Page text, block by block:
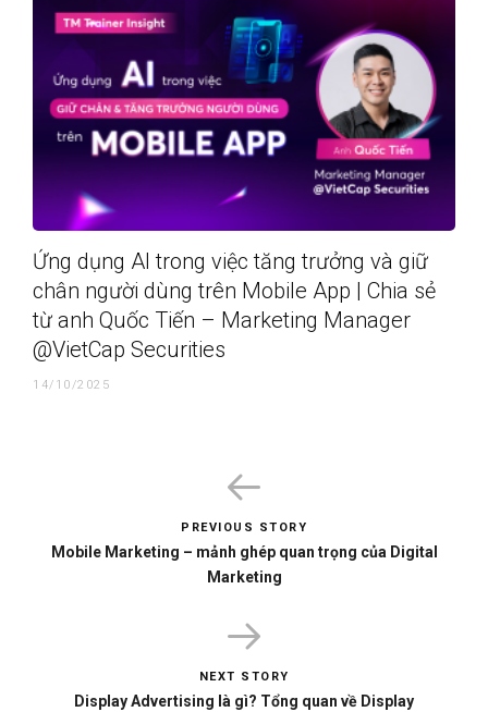
Ứng dụng AI trong việc tăng trưởng và giữ
chân người dùng trên Mobile App | Chia sẻ
từ anh Quốc Tiến – Marketing Manager
@VietCap Securities
14/10/2025
PREVIOUS STORY
Mobile Marketing – mảnh ghép quan trọng của Digital
Marketing
NEXT STORY
Display Advertising là gì? Tổng quan về Display